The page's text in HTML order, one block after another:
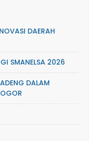
DAERAH
SMANELSA 2026
DALAM